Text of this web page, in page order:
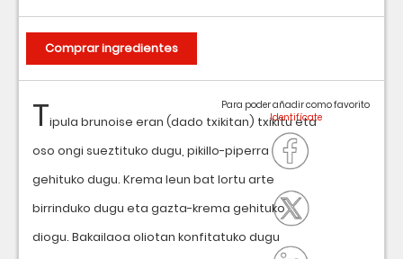
Tipula brunoise eran (dado txikitan) txikitu eta
oso ongi sueztituko dugu, pikillo-piperra
gehituko dugu. Krema leun bat lortu arte
birrinduko dugu eta gazta-krema gehituko
diogu. Bakailaoa oliotan konfitatuko dugu
Para poder añadir como favorito
Comprar ingredientes